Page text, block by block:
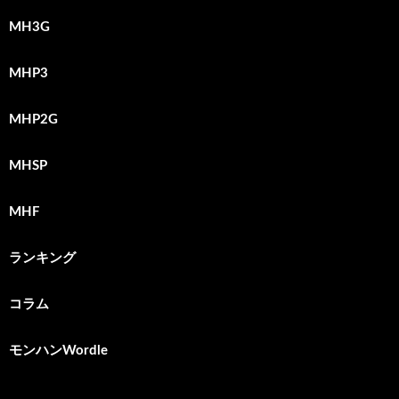
MH3G
MHP3
MHP2G
MHSP
MHF
ランキング
コラム
モンハンWordle